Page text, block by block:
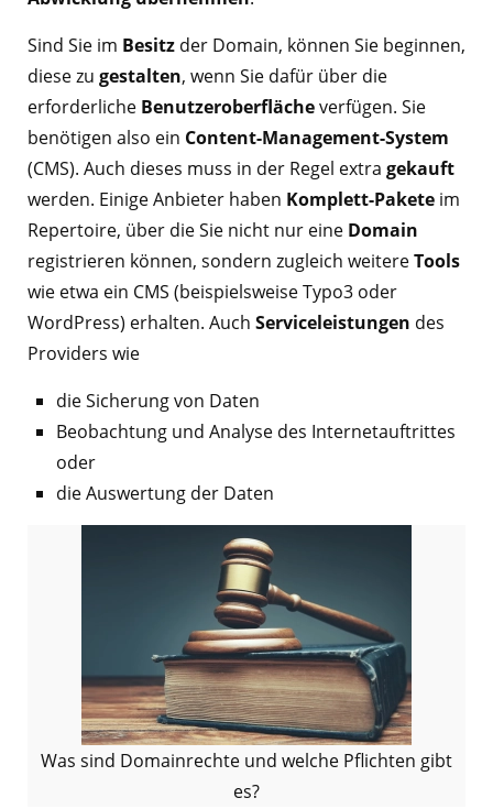
Sind Sie im Besitz der Domain, können Sie beginnen,
diese zu gestalten, wenn Sie dafür über die
erforderliche Benutzeroberflächeverfügen. Sie
benötigen also ein Content-Management-System
(CMS). Auch dieses muss in der Regel extra gekauft
werden. Einige Anbieter haben Komplett-Pakete im
Repertoire, über die Sie nicht nur eine Domain
registrieren können, sondern zugleich weitereTools
wie etwa ein CMS (beispielsweise Typo3 oder
WordPress) erhalten. Auch Serviceleistungen des
Providers wie
die Sicherung von Daten
Beobachtung und Analyse des Internetauftrittes
oder
die Auswertung der Daten
Was sind Domainrechte und welche Pflichten gibt
es?